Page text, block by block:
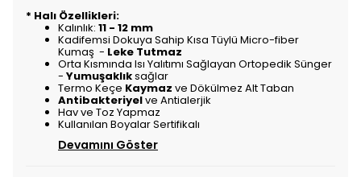
* Halı Özellikleri:
Kalınlık: 11 - 12 mm
Kadifemsi Dokuya Sahip Kısa Tüylü Micro-fiber
Kumaş - Leke Tutmaz
Orta Kısmında Isı Yalıtımı Sağlayan Ortopedik Sünger
- Yumuşaklıksağlar
Termo Keçe Kaymaz ve Dökülmez Alt Taban
Antibakteriyelve Antialerjik
Hav ve Toz Yapmaz
Kullanılan Boyalar Sertifikalı
Devamını Göster